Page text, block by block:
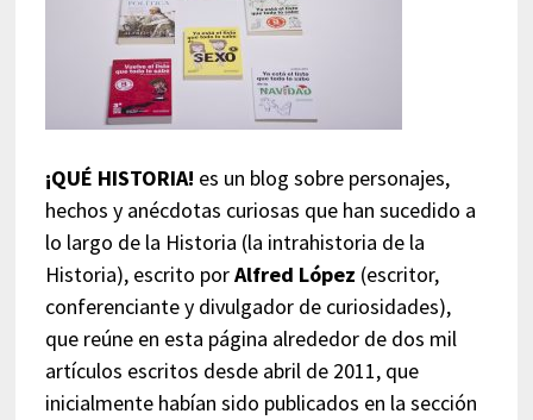
¡QUÉ HISTORIA! es un blog sobre personajes,
hechos y anécdotas curiosas que han sucedido a
lo largo de la Historia (la intrahistoria de la
Historia), escrito porAlfred López (escritor,
conferenciante y divulgador de curiosidades),
que reúne en esta página alrededor de dos mil
artículos escritos desde abril de 2011, que
inicialmente habían sido publicados en la sección